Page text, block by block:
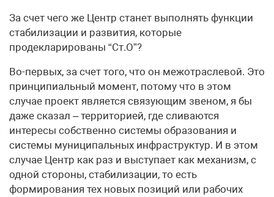
За счет чего же Центр станет выполнять функции
стабилизации и развития, которые
продекларированы “Ст.О”?
Во-первых, за счет того, что он межотраслевой. Это
принципиальный момент, потому что в этом
случае проект является связующим звеном, я бы
даже сказал – территорией, где сливаются
интересы собственно системы образования и
системы муниципальных инфраструктур. И в этом
случае Центр как раз и выступает как механизм, с
одной стороны, стабилизации, то есть
формирования тех новых позиций или рабочих